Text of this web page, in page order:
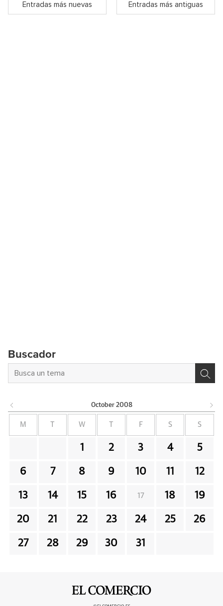
Entradas más nuevas Entradas más antiguas
Buscador
October 2008
M W F S S
1 2 3 4 5
6 7 8 9 10 11 12
13 14 15 16 17 18 19
20 21 22 23 24 25 26
27 28 29 30 31